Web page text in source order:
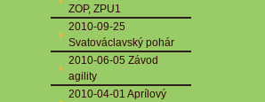
ZOP, ZPU1
2010-09-25
Svatováclavský pohár
2010-06-05 Závod
agility
2010-04-01 Aprílový